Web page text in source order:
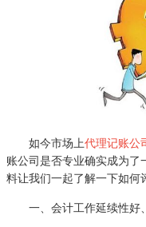
如今市场上代理记账公
账公司是否专业确实成为
料让我们一起了解一下如何
一、会计工作延续性好